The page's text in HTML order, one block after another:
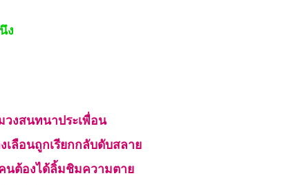
ง
วงสนทนาประเพื่อน
เลือนถูกเรียกกลับดับสลาย
นต้องได้ลิ้มชิมความตาย